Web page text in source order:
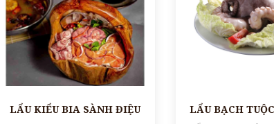
LẨU KIỂU BIA SÀNH ĐIỆU